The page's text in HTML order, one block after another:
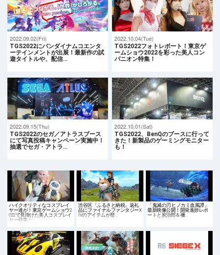
2022.09.02(Fri)
TGS2022にバンダイナムコエンタ
ーテインメントが出展！最新作の試
遊タイトルや、配信…
2022.10.04(Tue)
TGS2022フォトレポート！東京ゲ
ームショウ2022を彩った美人コン
パニオン特集！
2022.09.15(Thu)
TGS2022のセガ／アトラスブース
にて写真投稿キャンペーン実施中！
抽選でセガ・アトラ…
2022.10.01(Sat)
TGS2022、BenQのブースに行って
きた！新製品のゲーミングモニター
も！
ハイクオリティなコスプレイ
ヤー達が！東京ゲームショウ2
022で見掛けた美人コスプレイ
ヤー特集！
渋谷区「ふるさと納税」返礼
品にファイナルファンタジーX
IVのアイテムが登…
「鬼滅の刃 ヒノカミ血風譚」
最新映像公開！開発進捗レポ
ートと炭治郎＆禰…